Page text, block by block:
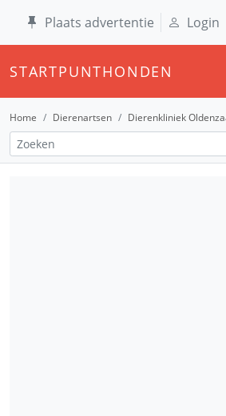
Plaats advertentie Login
STARTPUNTHONDEN
Home Dierenartsen Dierenkliniek